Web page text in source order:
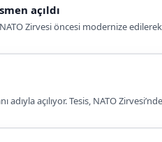
açıldı
Zirvesi öncesi modernize
açılıyor. Tesis, NATO